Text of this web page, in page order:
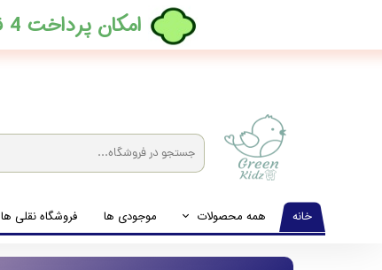
خانه همه محصولات
لباس نوزاد تا نوجوان
موجودی ها فروشگاه نقلی ها
​امکان پرداخت 4 قسطه بدون کارمزد، در ترب پی فعال شد